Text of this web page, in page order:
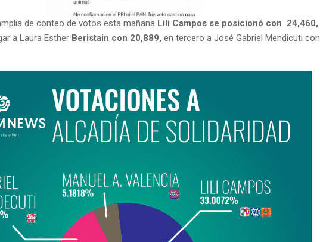
de conteo de votos esta mañana Lili Campos se posicionó con 24,460,
a Laura Esther Beristain con 20,889, en tercero a José Gabriel Mendicuti con